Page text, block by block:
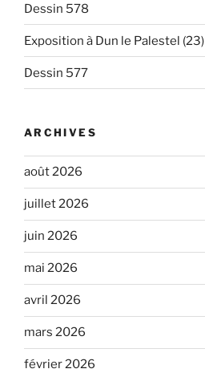
Dessin 578
Exposition à Dun le Palestel (23)
Dessin 577
ARCHIVES
août 2026
juillet 2026
juin 2026
mai 2026
avril 2026
mars 2026
février 2026